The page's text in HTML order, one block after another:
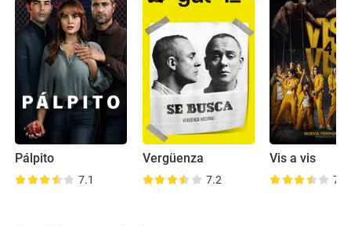
Pálpito
7.1
Vergüenza
7.2
Vis a vis
7.8